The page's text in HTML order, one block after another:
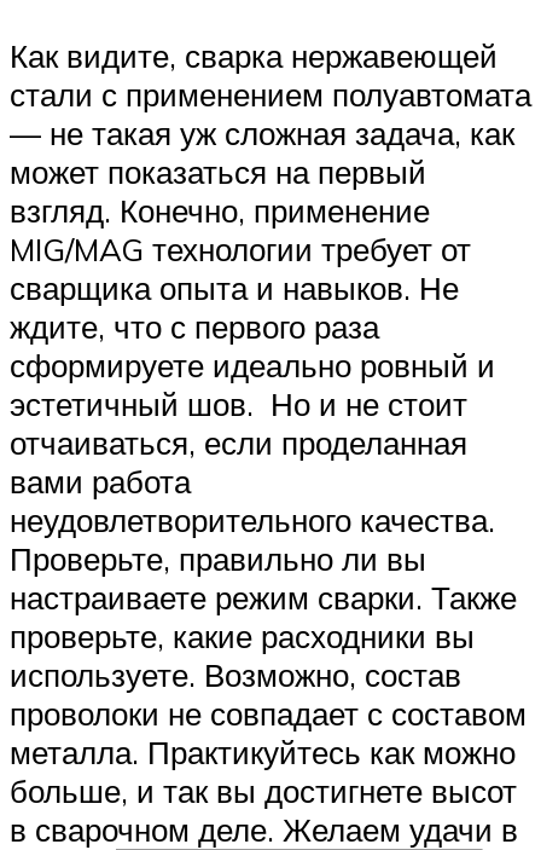
Как видите, сварка нержавеющей
стали с применением полуавтомата
— не такая уж сложная задача, как
может показаться на первый
взгляд. Конечно, применение
MIG/MAG технологии требует от
сварщика опыта и навыков. Не
ждите, что с первого раза
сформируете идеально ровный и
эстетичный шов. Но и не стоит
отчаиваться, если проделанная
вами работа
неудовлетворительного качества.
Проверьте, правильно ли вы
настраиваете режим сварки. Также
проверьте, какие расходники вы
используете. Возможно, состав
проволоки не совпадает с составом
металла. Практикуйтесь как можно
больше, и так вы достигнете высот
в сварочном деле. Желаем удачи в